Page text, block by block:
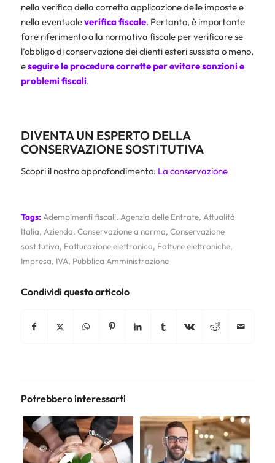
nella verifica della corretta applicazione delle imposte e
nella eventualeverifica fiscale. Pertanto, è importante
fare riferimento alla normativa fiscale per verificare se
l’obbligo di conservazione dei clienti esteri sussista o meno,
eseguire le procedure corrette per evitare sanzioni e
problemi fiscali.
DIVENTA UN ESPERTO DELLA
CONSERVAZIONE SOSTITUTIVA
Scopri il nostro approfondimento: La conservazione
Tags: Adempimenti fiscali, Agenzia delle Entrate, Attualità
Italia, Azienda, Conservazione a norma, Conservazione
sostitutiva, Fatturazione elettronica, Fatture elettroniche,
Impresa, IVA, Pubblica Amministrazione
Condividi questo articolo
Potrebbero interessarti